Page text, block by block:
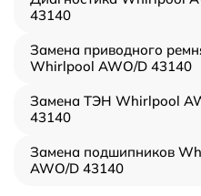
43140
Замена приводного
Whirlpool AWO/D 43140
Замена ТЭН Whirlpool
43140
Замена подшипников
AWO/D 43140